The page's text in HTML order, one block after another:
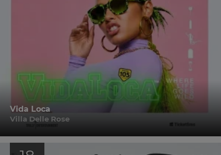
Vida Loca
Villa Delle Rose